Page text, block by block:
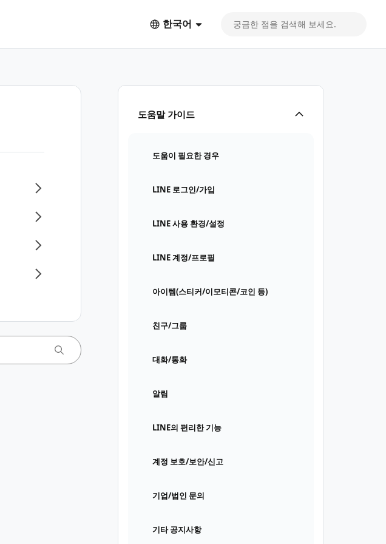
한국어
도움말 가이드
도움이 필요한 경우
LINE 로그인/가입
LINE 사용 환경/설정
LINE 계정/프로필
아이템(스티커/이모티콘/코인 등)
친구/그룹
대화/통화
알림
LINE의 편리한 기능
계정 보호/보안/신고
기업/법인 문의
기타 공지사항